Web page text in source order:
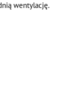
wentylację.